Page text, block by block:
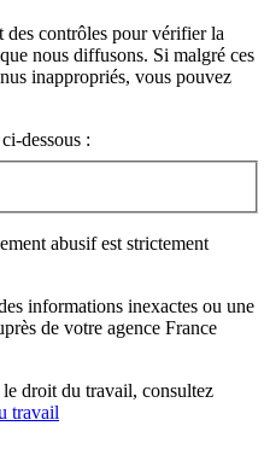
des contrôles pour vérifier la
nous diffusons. Si malgré ces
inappropriés, vous pouvez
dessous :
abusif est strictement
informations inexactes ou une
de votre agence France
le droit du travail, consultez
travail